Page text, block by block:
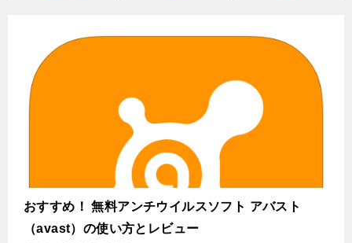
おすすめ！ 無料アンチウイルスソフト アバスト
（avast）の使い方とレビュー